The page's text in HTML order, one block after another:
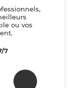
ou vos
7